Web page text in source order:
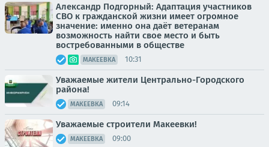
Александр Подгорный: Адаптация участников
СВО к гражданской жизни имеет огромное
значение: именно она даёт ветеранам
возможность найти свое место и быть
востребованными в обществе
МАКЕЕВКА 10:31
Уважаемые жители Центрально-Городского
района!
МАКЕЕВКА 09:14
Уважаемые строители Макеевки!
МАКЕЕВКА 09:00